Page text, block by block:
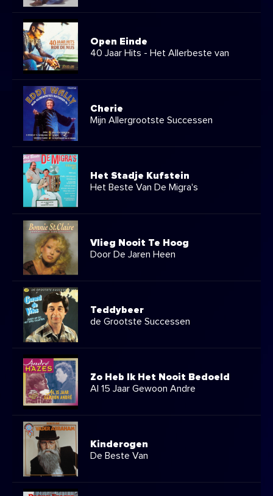
Open Einde
40 Jaar Hits - Het Allerbeste van
Cherie
Mijn Allergrootste Successen
Het Stadje Kufstein
Het Beste Van De Migra's
Vlieg Nooit Te Hoog
Door De Jaren Heen
Teddybeer
de Grootste Successen
Zo Heb Ik Het Nooit Bedoeld
Al 15 Jaar Gewoon Andre
Kinderogen
De Beste Van